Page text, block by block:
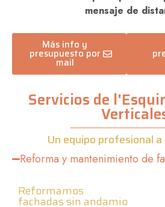
mensaje de
Más info y
presupuesto por
mail
Servicios de
Un equipo profesional
Reforma y mantenimiento de
Reformamos
fachadas sin andamio